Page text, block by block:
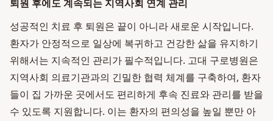
퇴원 후에도 계속되는 지역사회 연계 관리
성공적인 치료 후 퇴원은 끝이 아니라 새로운 시작입니다.
환자가 안정적으로 일상에 복귀하고 건강한 삶을 유지하기
위해서는 지속적인 관리가 필수적입니다. 고대 구로병원은
지역사회 의료기관과의 긴밀한 협력 체계를 구축하여, 환자
들이 집 가까운 곳에서도 편리하게 후속 진료와 관리를 받을
수 있도록 지원합니다. 이는 환자의 편의성을 높일 뿐만 아